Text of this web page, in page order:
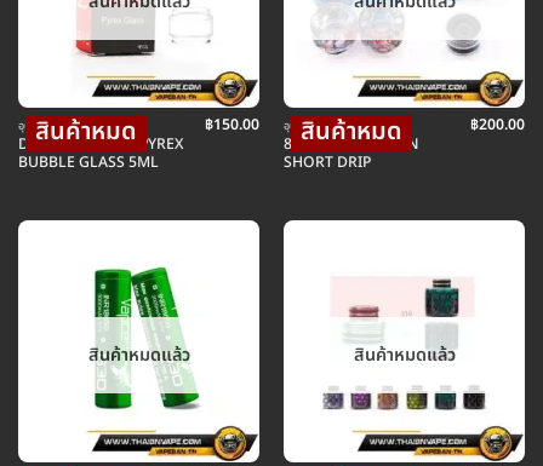
อุปกรณ์ บุหรี่ไฟฟ้า
DEAD RABBIT V2 PYREX
BUBBLE GLASS 5ML
฿150.00 อุปกรณ์ บุหรี่ไฟฟ้า
810 DRIP TIP RESIN
SHORT DRIP
฿200.00
สินค้าหมดแล้ว สินค้าหมดแล้ว